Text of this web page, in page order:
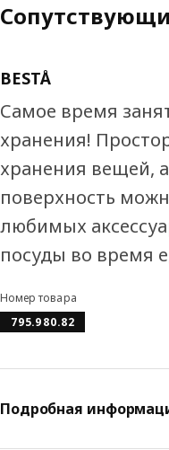
BESTÅ
Самое время
хранения!
хранения вещей,
поверхность
любимых
посуды во время
Номер товара
795.980.82
Подробная